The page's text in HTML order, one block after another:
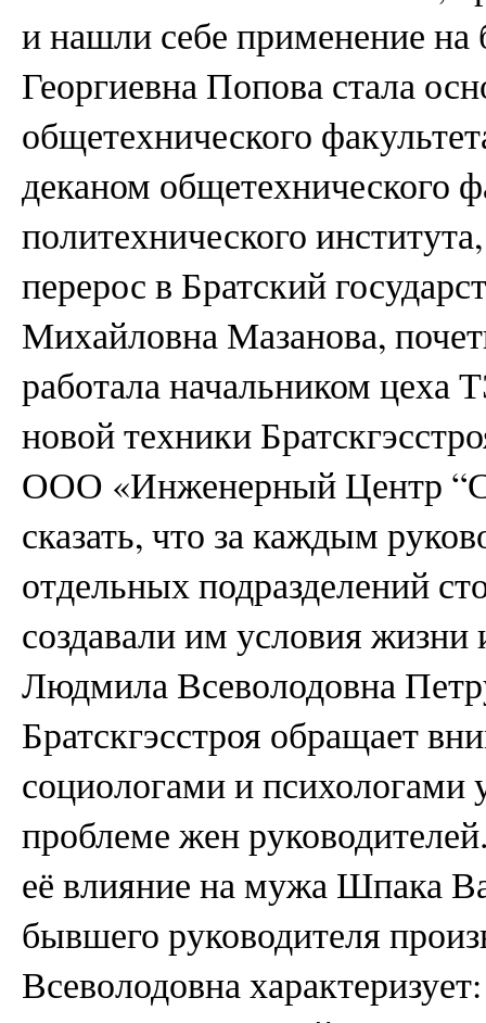
и нашли себе применение на
Георгиевна Попова стала
общетехнического
деканом общетехнического
политехнического
перерос в Братский
Михайловна Мазанова,
работала начальником цеха
новой техники
ООО «Инженерный Центр
сказать, что за каждым
отдельных подразделений
создавали им условия
Людмила Всеволодовна
Братскгэсстроя обращает
социологами и психологами
проблеме жен
её влияние на мужа Шпака
бывшего руководителя
Всеволодовна